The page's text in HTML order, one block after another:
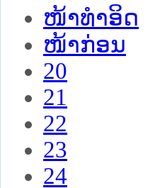
ໜ້າທໍາອິດ
ໜ້າກ່ອນ
20
21
22
23
24